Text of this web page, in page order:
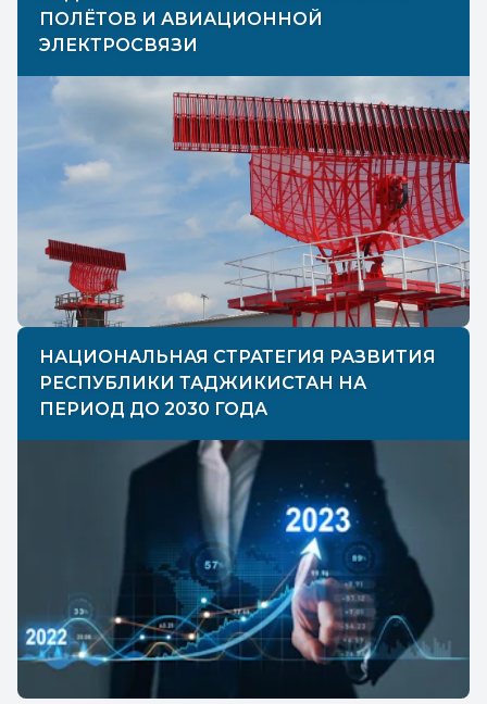
ПОЛЁТОВ И АВИАЦИОННОЙ
ЭЛЕКТРОСВЯЗИ
НАЦИОНАЛЬНАЯ СТРАТЕГИЯ РАЗВИТИЯ
РЕСПУБЛИКИ ТАДЖИКИСТАН НА
ПЕРИОД ДО 2030 ГОДА